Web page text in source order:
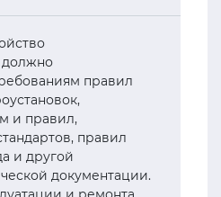
должно
правил
и правил,
правил
и другой
документации.